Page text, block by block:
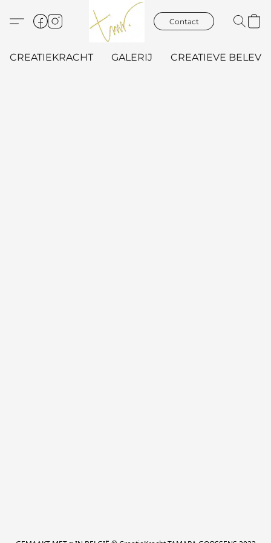
Contact
CREATIEKRACHT GALERIJ CREATIEVE